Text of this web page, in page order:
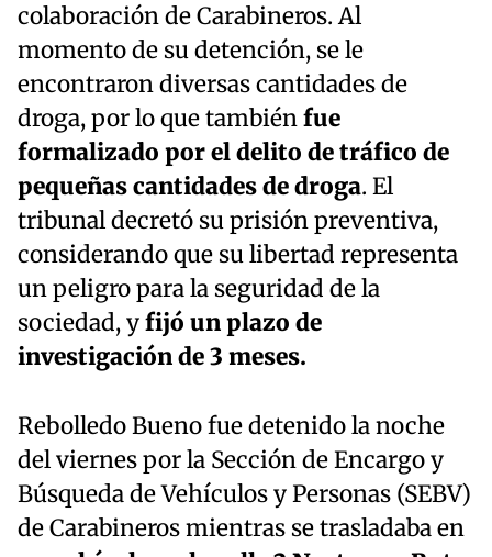
colaboración de Carabineros. Al
momento de su detención, se le
encontraron diversas cantidades de
droga, por lo que tambiénfue
formalizado por el delito de tráfico de
pequeñas cantidades de droga. El
tribunal decretó su prisión preventiva,
considerando que su libertad representa
un peligro para la seguridad de la
sociedad, yfijó un plazo de
investigación de 3 meses.
Rebolledo Bueno fue detenido la noche
del viernes por la Sección de Encargo y
Búsqueda de Vehículos y Personas (SEBV)
de Carabineros mientras se trasladaba en